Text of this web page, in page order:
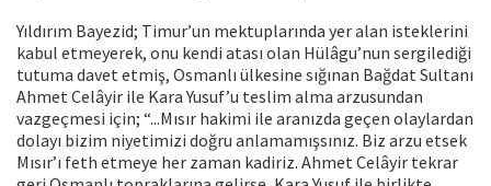
Yıldırım Bayezid; Timur’un mektuplarında yer alan isteklerini
kabul etmeyerek, onu kendi atası olan Hülâgu’nun sergilediği
tutuma davet etmiş, Osmanlı ülkesine sığınan Bağdat Sultanı
Ahmet Celâyir ile Kara Yusuf’u teslim alma arzusundan
vazgeçmesi için; “...Mısır hakimi ile aranızda geçen olaylardan
dolayı bizim niyetimizi doğru anlamamışsınız. Biz arzu etsek
Mısır’ı feth etmeye her zaman kadiriz. Ahmet Celâyir tekrar